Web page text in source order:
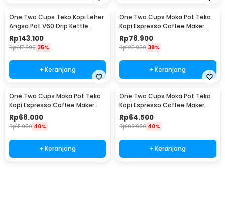
One Two Cups Teko Kopi Leher
Angsa Pot V60 Drip Kettle
960ml - RF-15
Rp143.100
Rp217.900 35%
+ Keranjang
One Two Cups Moka Pot Teko
Kopi Espresso Coffee Maker
Stovetop 6 Cup 300ml - Z21
Rp78.900
Rp125.900 38%
+ Keranjang
One Two Cups Moka Pot Teko
Kopi Espresso Coffee Maker
Stovetop 4 Cup 200ml - Z21
Rp68.000
Rp111.900 40%
+ Keranjang
One Two Cups Moka Pot Teko
Kopi Espresso Coffee Maker
Stovetop 2 Cup 100ml - Z21
Rp64.500
Rp106.900 40%
+ Keranjang